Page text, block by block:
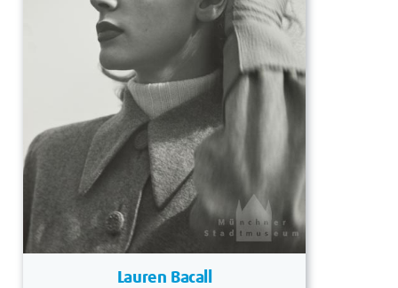
Lauren Bacall